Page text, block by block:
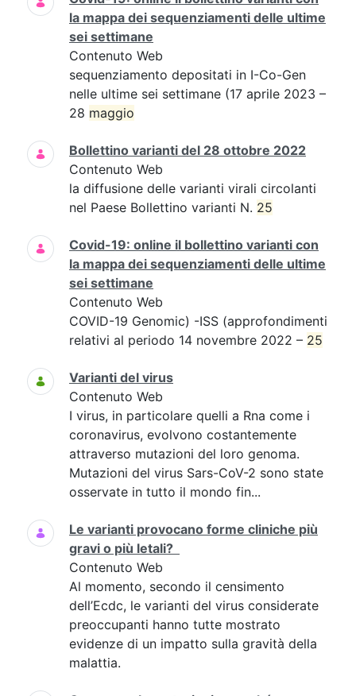
la mappa dei sequenziamenti delle ultime
sei settimane
Contenuto Web
sequenziamento depositati in I-Co-Gen
nelle ultime sei settimane (17 aprile 2023 –
28 maggio
Bollettino varianti del 28 ottobre 2022
Contenuto Web
la diffusione delle varianti virali circolanti
nel Paese Bollettino varianti N. 25
Covid-19: online il bollettino varianti con
la mappa dei sequenziamenti delle ultime
sei settimane
Contenuto Web
COVID-19 Genomic) -ISS (approfondimenti
relativi al periodo 14 novembre 2022 – 25
Varianti del virus
Contenuto Web
I virus, in particolare quelli a Rna come i
coronavirus, evolvono costantemente
attraverso mutazioni del loro genoma.
Mutazioni del virus Sars-CoV-2 sono state
osservate in tutto il mondo fin...
Le varianti provocano forme cliniche più
gravi o più letali?
Contenuto Web
Al momento, secondo il censimento
dell’Ecdc, le varianti del virus considerate
preoccupanti hanno tutte mostrato
evidenze di un impatto sulla gravità della
malattia.